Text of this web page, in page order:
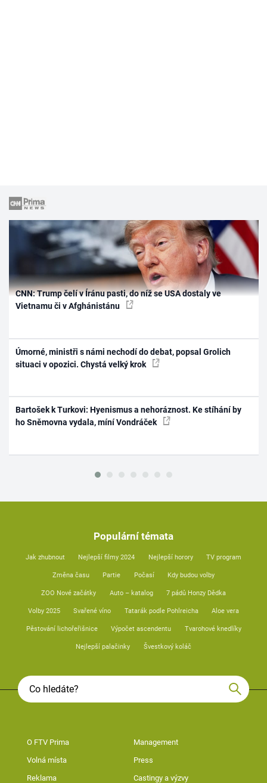
CNN: Trump čelí v Íránu pasti, do níž se USA dostaly ve
Vietnamu či v Afghánistánu
Úmorné, ministři s námi nechodí do debat, popsal Grolich
situaci v opozici. Chystá velký krok
Bartošek k Turkovi: Hyenismus a nehoráznost. Ke stíhání by
ho Sněmovna vydala, míní Vondráček
Populární témata
Jak zhubnout Nejlepší filmy 2024 Nejlepší horory TV program
Změna času Partie Počasí Kdy budou volby
ZOO Nové začátky Auto – katalog 7 pádů Honzy Dědka
Volby 2025 Svařené víno Tatarák podle Pohlreicha Aloe vera
Pěstování lichořeřišnice Výpočet ascendentu Tvarohové knedlíky
Nejlepší palačinky Švestkový koláč
O FTV Prima Management
Volná místa Press
Reklama Castingy a výzvy